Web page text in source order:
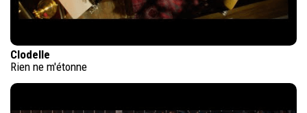
Clodelle
Rien ne m'étonne